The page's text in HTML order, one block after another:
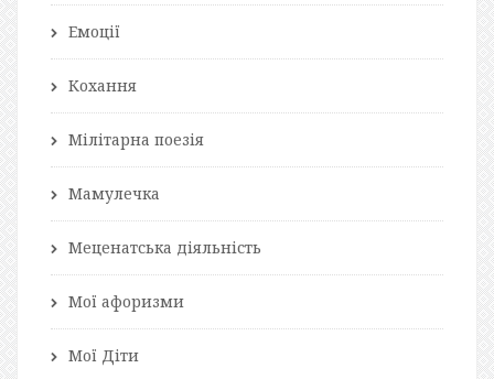
Емоції
Кохання
Мілітарна поезія
Мамулечка
Меценатська діяльність
Мої афоризми
Мої Діти